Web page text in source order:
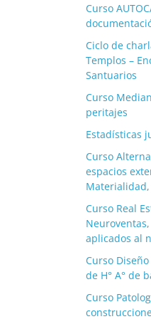
Curso
Ciclo de
Templos –
Santuarios
Curso
peritajes
Estadísticas
Curso
espacios
Curso Real
aplicados al
Curso
de H° A° de
Curso